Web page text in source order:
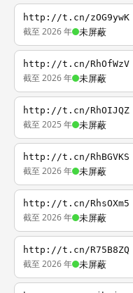
http://t.cn/zOG9ywK
截至 2026 年 未屏蔽
http://t.cn/RhOfWzV
截至 2026 年 未屏蔽
http://t.cn/RhOIJQZ
截至 2025 年 未屏蔽
http://t.cn/RhBGVKS
截至 2026 年 未屏蔽
http://t.cn/RhsOXm5
截至 2026 年 未屏蔽
http://t.cn/R75B8ZQ
截至 2026 年 未屏蔽